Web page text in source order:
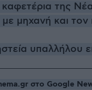
της
μηχανή και τον
υπαλλήλου
στο Google